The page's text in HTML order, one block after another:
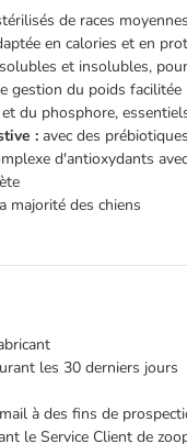
de races
en calories et en
et insolubles,
gestion du poids facilitée
du phosphore,
: avec des
d'antioxydants
majorité des chiens
les 30 derniers jours
à des fins de
le Service Client de